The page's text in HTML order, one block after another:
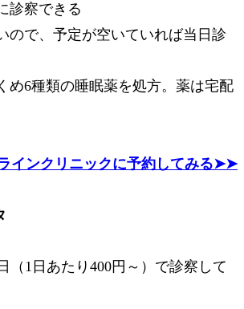
診察できる
ので、予定が空いていれば当日診
め6種類の睡眠薬を処方。薬は宅配
インクリニックに予約してみる➤➤
（1日あたり400円～）で診察して